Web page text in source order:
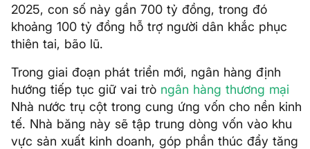
2025, con số này gần 700 tỷ đồng, trong đó
khoảng 100 tỷ đồng hỗ trợ người dân khắc phục
thiên tai, bão lũ.
Trong giai đoạn phát triển mới, ngân hàng định
hướng tiếp tục giữ vai trò ngân hàng thương mại
Nhà nước trụ cột trong cung ứng vốn cho nền kinh
tế. Nhà băng này sẽ tập trung dòng vốn vào khu
vực sản xuất kinh doanh, góp phần thúc đẩy tăng